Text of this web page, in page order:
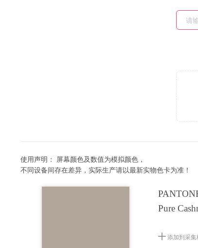
使用声明： 屏幕颜色及数值为模拟颜色，
不同设备间存在差异，实际生产请以最新实物色卡为准！
Pure
添加到采集